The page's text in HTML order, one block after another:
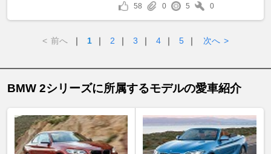
58 0 5 0
< 前へ ｜ 1 ｜ 2 ｜ 3 ｜ 4 ｜ 5 ｜ 次へ >
BMW 2シリーズに所属するモデルの愛車紹介